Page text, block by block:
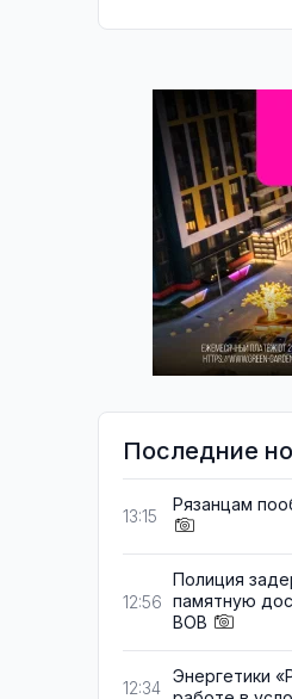
Последние
13:15
Рязанцам
12:56
Полиция
памятную
ВОВ
12:34
Энергетики